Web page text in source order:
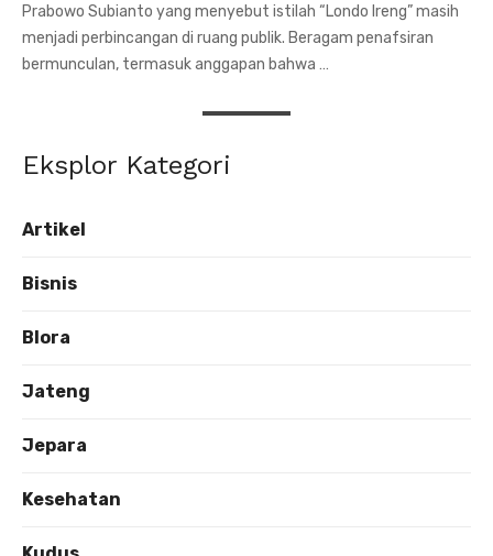
Prabowo Subianto yang menyebut istilah “Londo Ireng” masih
menjadi perbincangan di ruang publik. Beragam penafsiran
bermunculan, termasuk anggapan bahwa …
Eksplor Kategori
Artikel
Bisnis
Blora
Jateng
Jepara
Kesehatan